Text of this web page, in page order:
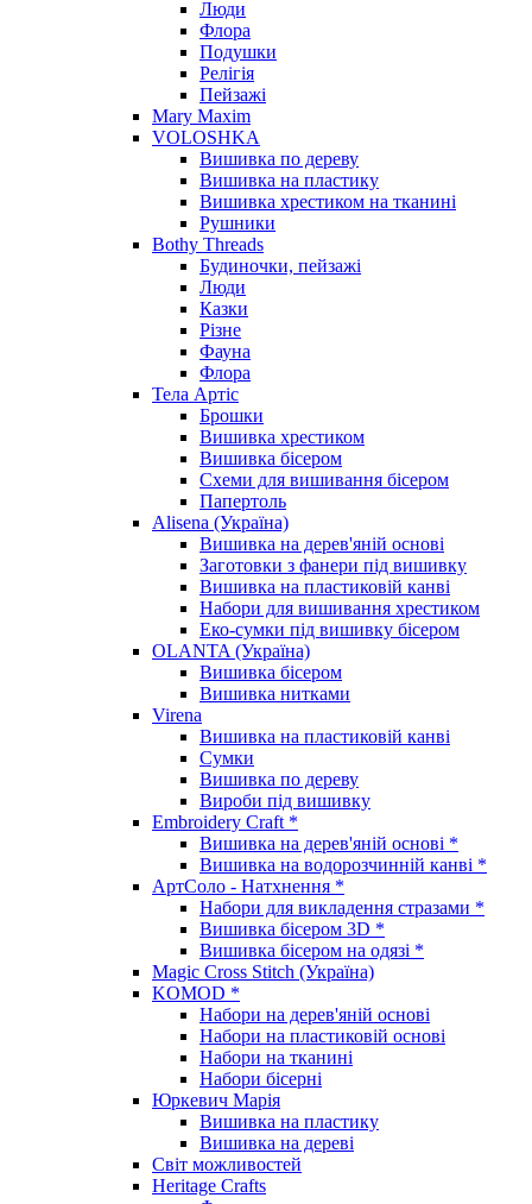
Люди
Флора
Подушки
Релігія
Пейзажі
Mary Maxim
VOLOSHKA
Вишивка по дереву
Вишивка на пластику
Вишивка хрестиком на тканині
Рушники
Bothy Threads
Будиночки, пейзажі
Люди
Казки
Різне
Фауна
Флора
Тела Артіс
Брошки
Вишивка хрестиком
Вишивка бісером
Схеми для вишивання бісером
Папертоль
Alisena (Україна)
Вишивка на дерев'яній основі
Заготовки з фанери під вишивку
Вишивка на пластиковій канві
Набори для вишивання хрестиком
Еко-сумки під вишивку бісером
OLANTA (Україна)
Вишивка бісером
Вишивка нитками
Virena
Вишивка на пластиковій канві
Сумки
Вишивка по дереву
Вироби під вишивку
Embroidery Craft *
Вишивка на дерев'яній основі *
Вишивка на водорозчинній канві *
АртСоло - Натхнення *
Набори для викладення стразами *
Вишивка бісером 3D *
Вишивка бісером на одязі *
Magic Cross Stitch (Україна)
KOMOD *
Набори на дерев'яній основі
Набори на пластиковій основі
Набори на тканині
Набори бісерні
Юркевич Марія
Вишивка на пластику
Вишивка на дереві
Світ можливостей
Heritage Crafts